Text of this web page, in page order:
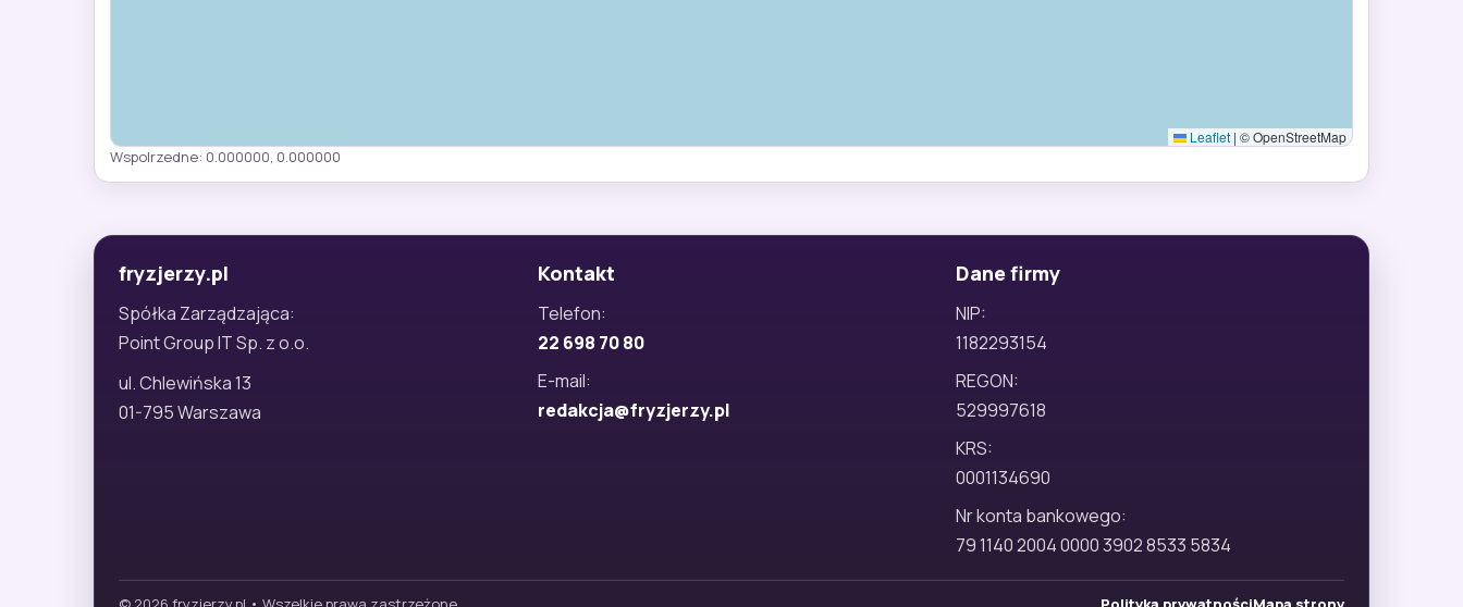
Leaflet | © OpenStreetMap
Wspolrzedne: 0.000000, 0.000000
fryzjerzy.pl
Spółka Zarządzająca:
Point Group IT Sp. z o.o.
ul. Chlewińska 13
01-795 Warszawa
Kontakt
Telefon:
22 698 70 80
E-mail:
redakcja@fryzjerzy.pl
Dane firmy
NIP:
1182293154
REGON:
529997618
KRS:
0001134690
Nr konta bankowego:
79 1140 2004 0000 3902 8533 5834